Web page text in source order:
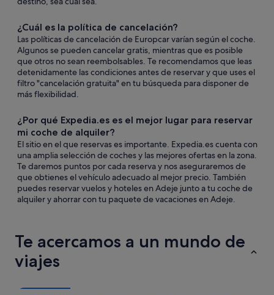
¿Cuál es la política de cancelación?
Las políticas de cancelación de Europcar varían según el coche.
Algunos se pueden cancelar gratis, mientras que es posible
que otros no sean reembolsables. Te recomendamos que leas
detenidamente las condiciones antes de reservar y que uses el
filtro "cancelación gratuita" en tu búsqueda para disponer de
más flexibilidad.
¿Por qué Expedia.es es el mejor lugar para reservar
mi coche de alquiler?
El sitio en el que reservas es importante. Expedia.es cuenta con
una amplia selección de coches y las mejores ofertas en la zona.
Te daremos puntos por cada reserva y nos aseguraremos de
que obtienes el vehículo adecuado al mejor precio. También
puedes reservar vuelos y hoteles en Adeje junto a tu coche de
alquiler y ahorrar con tu paquete de vacaciones en Adeje.
Te acercamos a un mundo de
viajes